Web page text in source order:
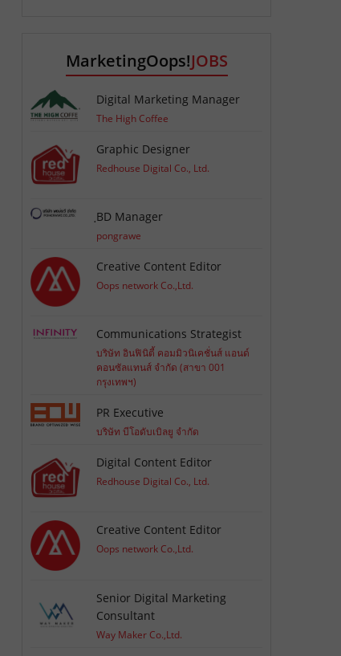
MarketingOops!JOBS
Digital Marketing Manager
The High Coffee
Graphic Designer
Redhouse Digital Co., Ltd.
ฺBD Manager
pongrawe
Creative Content Editor
Oops network Co.,Ltd.
Communications Strategist
บริษัท อินฟินิตี้ คอมมิวนิเคชั่นส์ แอนด์
คอนซัลแทนส์ จำกัด (สาขา 001
กรุงเทพฯ)
PR Executive
บริษัท บีโอดับเบิลยู จำกัด
Digital Content Editor
Redhouse Digital Co., Ltd.
Creative Content Editor
Oops network Co.,Ltd.
Senior Digital Marketing
Consultant
Way Maker Co.,Ltd.